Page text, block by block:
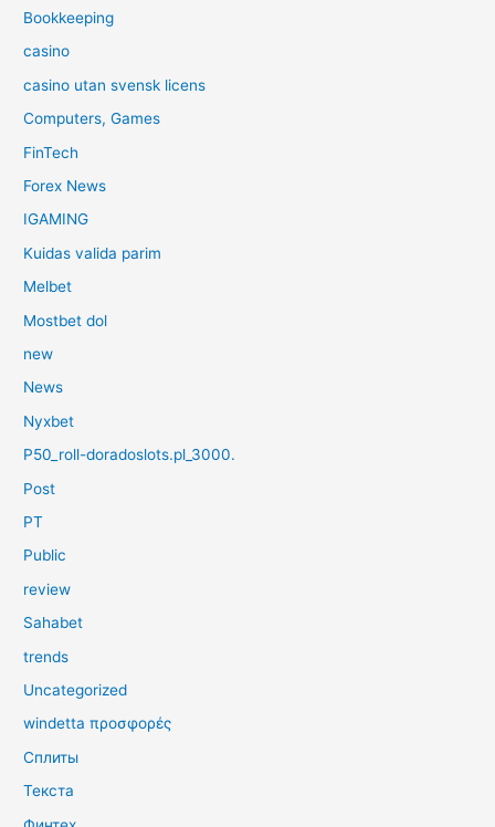
Bookkeeping
casino
casino utan svensk licens
Computers, Games
FinTech
Forex News
IGAMING
Kuidas valida parim
Melbet
Mostbet dol
new
News
Nyxbet
P50_roll-doradoslots.pl_3000.
Post
PT
Public
review
Sahabet
trends
Uncategorized
windetta προσφορές
Сплиты
Текста